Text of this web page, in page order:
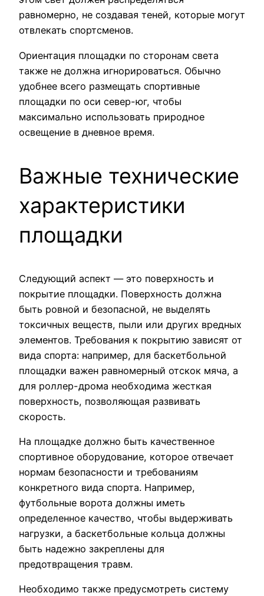
равномерно, не создавая теней, которые могут
отвлекать спортсменов.
Ориентация площадки по сторонам света
также не должна игнорироваться. Обычно
удобнее всего размещать спортивные
площадки по оси север-юг, чтобы
максимально использовать природное
освещение в дневное время.
Важные технические
характеристики
площадки
Следующий аспект — это поверхность и
покрытие площадки. Поверхность должна
быть ровной и безопасной, не выделять
токсичных веществ, пыли или других вредных
элементов. Требования к покрытию зависят от
вида спорта: например, для баскетбольной
площадки важен равномерный отскок мяча, а
для роллер-дрома необходима жесткая
поверхность, позволяющая развивать
скорость.
На площадке должно быть качественное
спортивное оборудование, которое отвечает
нормам безопасности и требованиям
конкретного вида спорта. Например,
футбольные ворота должны иметь
определенное качество, чтобы выдерживать
нагрузки, а баскетбольные кольца должны
быть надежно закреплены для
предотвращения травм.
Необходимо также предусмотреть систему